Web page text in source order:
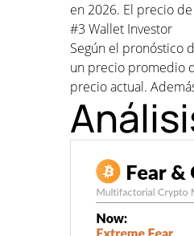
en 2026. El precio
#3 Wallet Investor
Según el pronóstico
un precio promedio
precio actual.